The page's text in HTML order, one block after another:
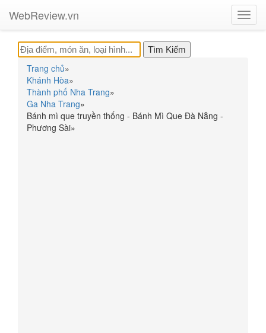
WebReview.vn
Trang chủ»
Khánh Hòa»
Thành phố Nha Trang»
Ga Nha Trang»
Bánh mì que truyền thống - Bánh Mì Que Đà Nẵng -
Phương Sài»